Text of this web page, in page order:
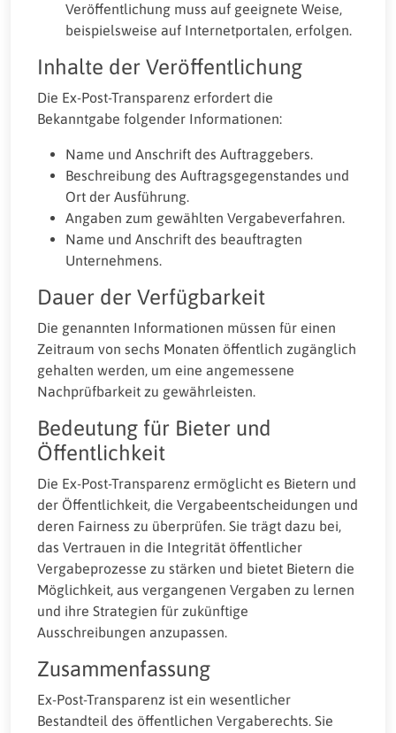
Veröffentlichung muss auf geeignete Weise,
beispielsweise auf Internetportalen, erfolgen.
Inhalte der Veröffentlichung
Die Ex-Post-Transparenz erfordert die
Bekanntgabe folgender Informationen:
Name und Anschrift des Auftraggebers.
Beschreibung des Auftragsgegenstandes und
Ort der Ausführung.
Angaben zum gewählten Vergabeverfahren.
Name und Anschrift des beauftragten
Unternehmens.
Dauer der Verfügbarkeit
Die genannten Informationen müssen für einen
Zeitraum von sechs Monaten öffentlich zugänglich
gehalten werden, um eine angemessene
Nachprüfbarkeit zu gewährleisten.
Bedeutung für Bieter und
Öffentlichkeit
Die Ex-Post-Transparenz ermöglicht es Bietern und
der Öffentlichkeit, die Vergabeentscheidungen und
deren Fairness zu überprüfen. Sie trägt dazu bei,
das Vertrauen in die Integrität öffentlicher
Vergabeprozesse zu stärken und bietet Bietern die
Möglichkeit, aus vergangenen Vergaben zu lernen
und ihre Strategien für zukünftige
Ausschreibungen anzupassen.
Zusammenfassung
Ex-Post-Transparenz ist ein wesentlicher
Bestandteil des öffentlichen Vergaberechts. Sie